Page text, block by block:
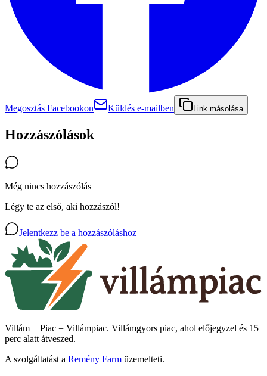
Megosztás Facebookon Küldés e-mailben Link másolása
Hozzászólások
Még nincs hozzászólás
Légy te az első, aki hozzászól!
Jelentkezz be a hozzászóláshoz
Villám + Piac = Villámpiac. Villámgyors piac, ahol előjegyzel és 15
perc alatt átveszed.
A szolgáltatást a Remény Farm üzemelteti.